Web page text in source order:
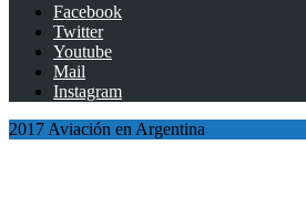
Facebook
Twitter
Youtube
Mail
Instagram
2017 Aviación en Argentina